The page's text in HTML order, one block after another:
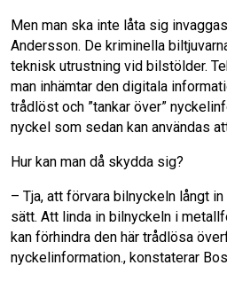
Men man ska inte låta sig
Andersson. De kriminella
teknisk utrustning vid bilstölder.
man inhämtar den digitala
trådlöst och ”tankar över”
nyckel som sedan kan användas
Hur kan man då skydda sig?
– Tja, att förvara bilnyckeln långt
sätt. Att linda in bilnyckeln i
kan förhindra den här trådlösa
nyckelinformation., konstaterar